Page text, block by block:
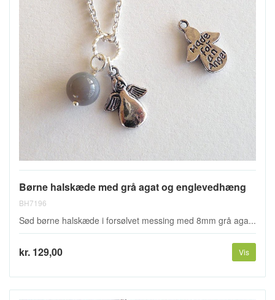
Børne halskæde med grå agat og englevedhæng
BH7196
Sød børne halskæde i forsølvet messing med 8mm grå aga...
kr. 129,00 Vis